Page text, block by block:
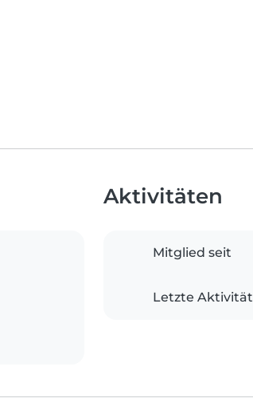
Aktivitäten
Mitglied seit
Letzte Aktivität